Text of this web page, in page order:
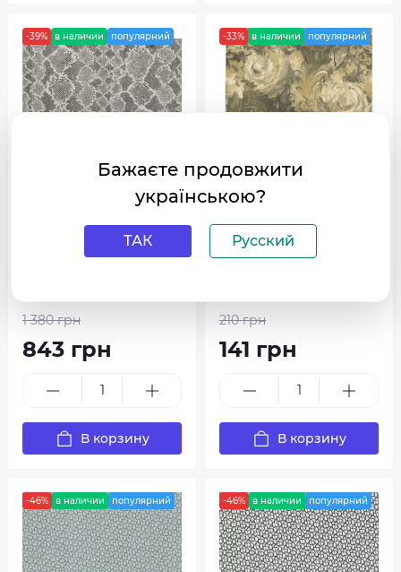
-39% в наличии популярний
линовой основе Emiliana P
arati Roberto Cavalli №6 170
1 380 грн
843 грн
В корзину
-33% в наличии популярний
линовой основе Emiliana P
arati Roberto Cavalli №3 140
210 грн
141 грн
В корзину
-46% в наличии популярний -46% в наличии популярний
Бажаєте продовжити
українською?
ТАК Русский